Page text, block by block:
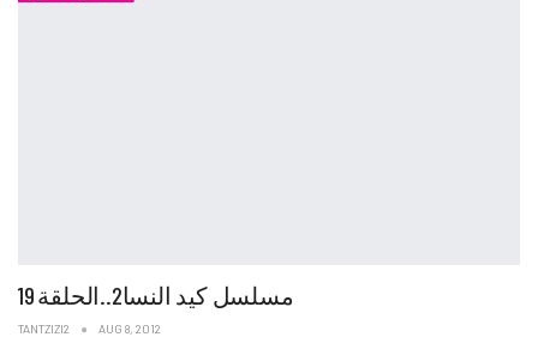
مسلسل كيد النسا2..الحلقة 19
TANTZIZI2 AUG 8, 2012